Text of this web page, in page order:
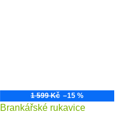
1 599 Kč –15 %
Brankářské rukavice